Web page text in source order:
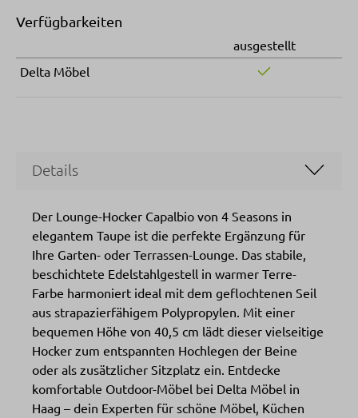
Verfügbarkeiten
ausgestellt
Delta Möbel
Details
Der Lounge-Hocker Capalbio von 4 Seasons in
elegantem Taupe ist die perfekte Ergänzung für
Ihre Garten- oder Terrassen-Lounge. Das stabile,
beschichtete Edelstahlgestell in warmer Terre-
Farbe harmoniert ideal mit dem geflochtenen Seil
aus strapazierfähigem Polypropylen. Mit einer
bequemen Höhe von 40,5 cm lädt dieser vielseitige
Hocker zum entspannten Hochlegen der Beine
oder als zusätzlicher Sitzplatz ein. Entdecke
komfortable Outdoor-Möbel bei Delta Möbel in
Haag – dein Experten für schöne Möbel, Küchen